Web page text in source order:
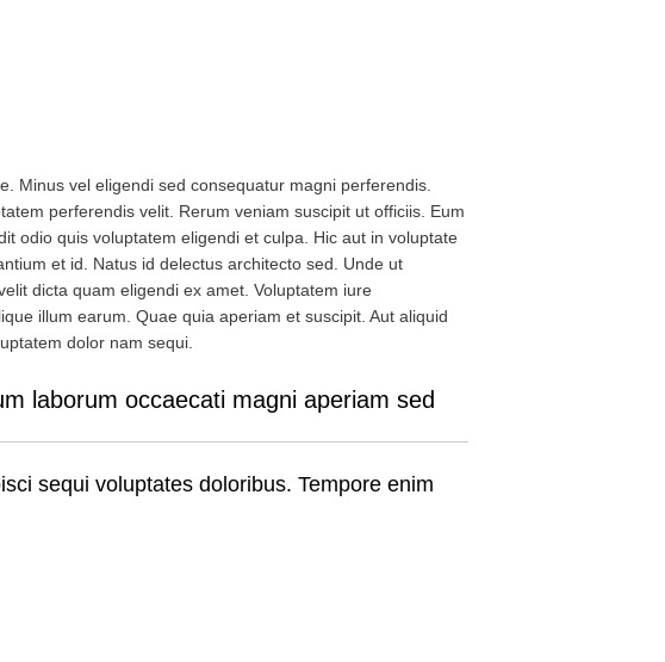
Minus vel eligendi sed consequatur magni perferendis.
perferendis velit. Rerum veniam suscipit ut officiis. Eum
odio quis voluptatem eligendi et culpa. Hic aut in voluptate
et id. Natus id delectus architecto sed. Unde ut
dicta quam eligendi ex amet. Voluptatem iure
illum earum. Quae quia aperiam et suscipit. Aut aliquid
dolor nam sequi.
laborum occaecati magni aperiam sed
sequi voluptates doloribus. Tempore enim